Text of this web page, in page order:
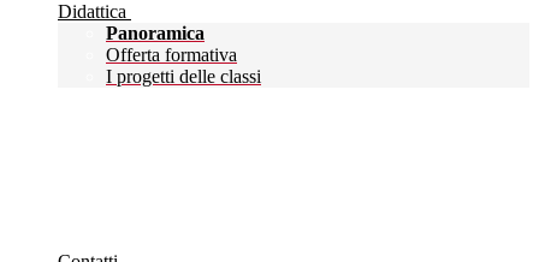
Didattica
Panoramica
Offerta formativa
I progetti delle classi